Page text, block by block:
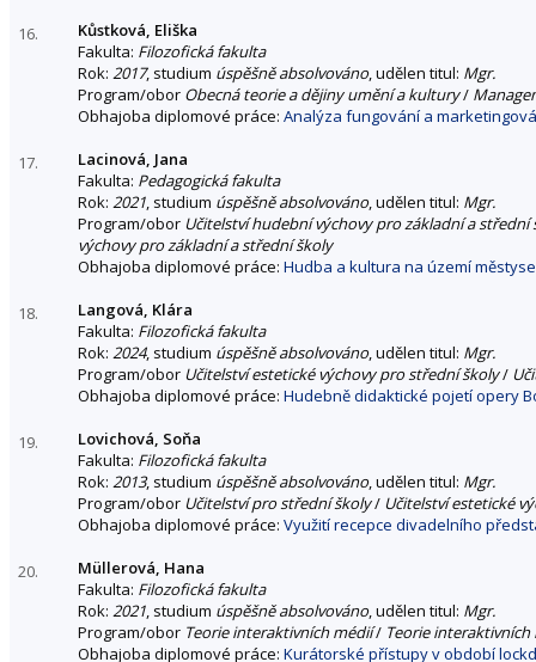
16.
Kůstková, Eliška
Fakulta: Filozofická fakulta
Rok: 2017, studium úspěšně absolvováno, udělen titul: Mgr.
Program/obor Obecná teorie a dějiny umění a kultury/
Obhajoba diplomové práce: Analýza fungování a
17.
Lacinová, Jana
Fakulta: Pedagogická fakulta
Rok: 2021, studium úspěšně absolvováno, udělen titul: Mgr.
Program/obor Učitelství hudební výchovy pro základní a střední
výchovy pro základní a střední školy
Obhajoba diplomové práce: Hudba a kultura na území
18.
Langová, Klára
Fakulta: Filozofická fakulta
Rok: 2024, studium úspěšně absolvováno, udělen titul: Mgr.
Program/obor Učitelství estetické výchovy pro střední školy/
Obhajoba diplomové práce: Hudebně didaktické pojetí opery
19.
Lovichová, Soňa
Fakulta: Filozofická fakulta
Rok: 2013, studium úspěšně absolvováno, udělen titul: Mgr.
Program/obor Učitelství pro střední školy/ Učitelství estetické
Obhajoba diplomové práce: Využití recepce divadelního
20.
Müllerová, Hana
Fakulta: Filozofická fakulta
Rok: 2021, studium úspěšně absolvováno, udělen titul: Mgr.
Program/obor Teorie interaktivních médií/ Teorie interaktivních
Obhajoba diplomové práce: Kurátorské přístupy v období